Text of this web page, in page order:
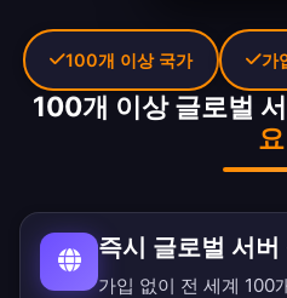
100개 이상 글로벌
요
즉시 글로벌 서버
가입 없이 전 세계 100
100개 이상 국가 가